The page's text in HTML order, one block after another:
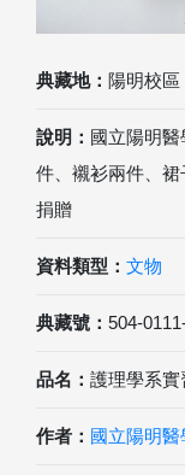
典藏地： 陽明校區
說明： 國立陽明
件、襯衫兩件、
捐贈
資料類型： 文物
典藏號： 504-
品名： 護理學系實
作者： 國立陽明醫